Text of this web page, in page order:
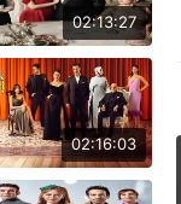
02:13:27
02:16:03